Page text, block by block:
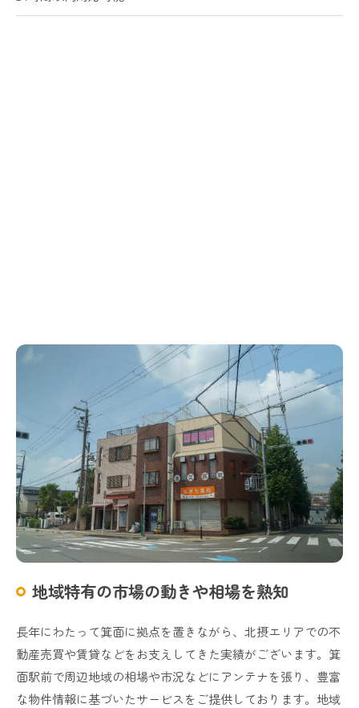
地域特有の市場の動きや相場を熟知
長年にわたって箕面に拠点を置きながら、北摂エリアでの不
動産売買や賃貸などをお支えしてきた実績がございます。箕
面駅前で周辺地域の相場や市況などにアンテナを張り、豊富
な物件情報に基づいたサービスをご提供しております。地域